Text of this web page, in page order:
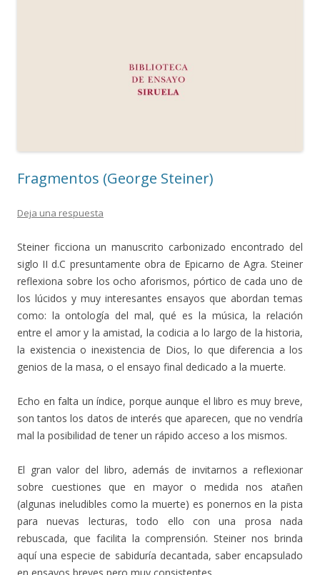
Fragmentos (George Steiner)
Deja una respuesta
Steiner ficciona un manuscrito carbonizado encontrado del
siglo II d.C presuntamente obra de Epicarno de Agra. Steiner
reflexiona sobre los ocho aforismos, pórtico de cada uno de
los lúcidos y muy interesantes ensayos que abordan temas
como: la ontología del mal, qué es la música, la relación
entre el amor y la amistad, la codicia a lo largo de la historia,
la existencia o inexistencia de Dios, lo que diferencia a los
genios de la masa, o el ensayo final dedicado a la muerte.
Echo en falta un índice, porque aunque el libro es muy breve,
son tantos los datos de interés que aparecen, que no vendría
mal la posibilidad de tener un rápido acceso a los mismos.
El gran valor del libro, además de invitarnos a reflexionar
sobre cuestiones que en mayor o medida nos atañen
(algunas ineludibles como la muerte) es ponernos en la pista
para nuevas lecturas, todo ello con una prosa nada
rebuscada, que facilita la comprensión. Steiner nos brinda
aquí una especie de sabiduría decantada, saber encapsulado